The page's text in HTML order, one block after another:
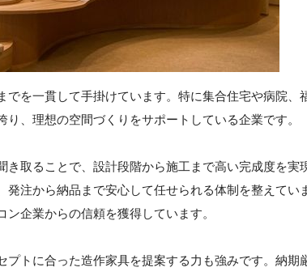
でを一貫して手掛けています。特に集合住宅や病院、
、理想の空間づくりをサポートしている企業です。
取ることで、設計段階から施工まで高い完成度を実
注から納品まで安心して任せられる体制を整えてい
企業からの信頼を獲得しています。
トに合った造作家具を提案する力も強みです。納期